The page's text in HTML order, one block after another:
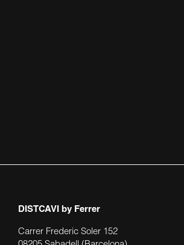
DISTCAVI by Ferrer
Carrer Frederic Soler 152